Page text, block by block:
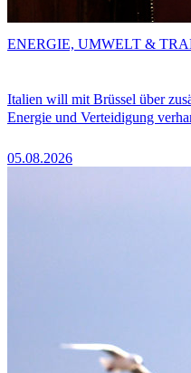
Italien will mit Brüssel über
Energie und Verteidigung
05.08.2026
ENERGIE, UMWELT &